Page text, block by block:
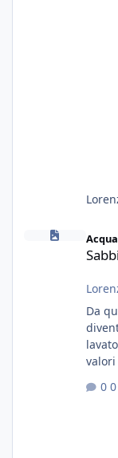
Sabbia nera
Da
valori